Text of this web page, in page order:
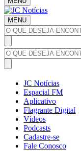
MENU
JC Notícias
Espacial FM
Aplicativo
Flagrante Digital
Vídeos
Podcasts
Cadastre-se
Fale Conosco